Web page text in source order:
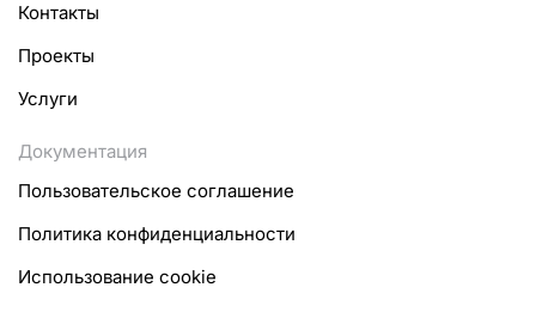
Контакты
Проекты
Услуги
Документация
Пользовательское соглашение
Политика конфиденциальности
Использование cookie